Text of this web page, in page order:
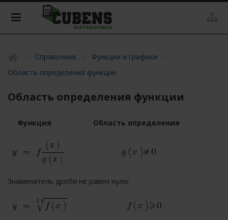
Справочник
Функции и графики
Область определения функции
Область определения функции
Функция Область определения
Знаменатель дроби не равен нулю